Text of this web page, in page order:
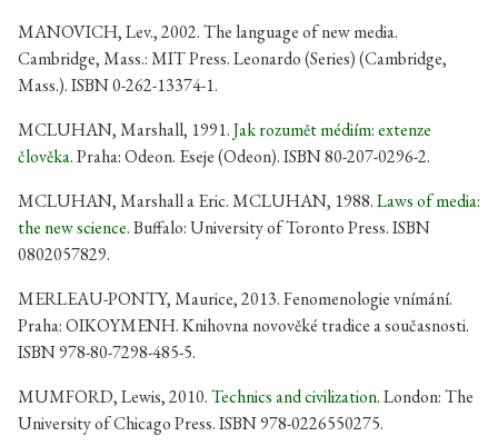
MANOVICH, Lev., 2002. The language of new media.
Cambridge, Mass.: MIT Press. Leonardo (Series) (Cambridge,
Mass.). ISBN 0-262-13374-1.
MCLUHAN, Marshall, 1991.Jak rozumět médiím: extenze
člověka. Praha: Odeon. Eseje (Odeon). ISBN 80-207-0296-2.
MCLUHAN, Marshall a Eric. MCLUHAN, 1988.Laws of media:
the new science. Buffalo: University of Toronto Press. ISBN
0802057829.
MERLEAU-PONTY, Maurice, 2013. Fenomenologie vnímání.
Praha: OIKOYMENH. Knihovna novověké tradice a současnosti.
ISBN 978-80-7298-485-5.
MUMFORD, Lewis, 2010.Technics and civilization. London: The
University of Chicago Press. ISBN 978-0226550275.